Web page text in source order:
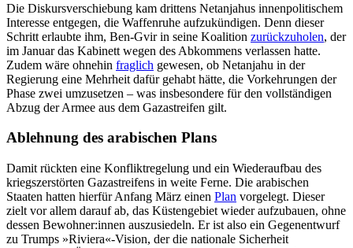
Die Diskursverschiebung kam drittens Netanjahus innenpolitischem
Interesse ent­gegen, die Waffenruhe aufzukündigen. Denn dieser
Schritt erlaubte ihm, Ben-Gvir in seine Koalition zurückzuholen, der
im Januar das Kabinett wegen des Abkommens verlassen hatte.
Zudem wäre ohnehin frag­lich gewesen, ob Netanjahu in der
Regierung eine Mehrheit dafür gehabt hätte, die Vorkehrungen der
Phase zwei umzusetzen – was insbesondere für den vollständigen
Abzug der Armee aus dem Gazastreifen gilt.
Ablehnung des arabischen Plans
Damit rückten eine Konfliktregelung und ein Wiederaufbau des
kriegszerstörten Gazastreifens in weite Ferne. Die arabischen
Staaten hatten hierfür Anfang März einen Plan vorgelegt. Dieser
zielt vor allem darauf ab, das Küstengebiet wieder aufzu­bauen, ohne
dessen Bewohner:innen aus­zusiedeln. Er ist also ein Gegenentwurf
zu Trumps »Riviera«-Vision, der die nationale Sicherheit